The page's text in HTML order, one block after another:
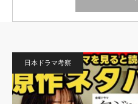
日本ドラマ考察